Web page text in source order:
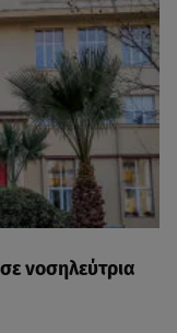
νοσηλεύτρια